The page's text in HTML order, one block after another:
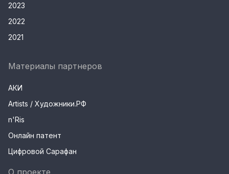
2023
2022
2021
Материалы партнеров
АКИ
Artists / Художники.РФ
n'Ris
Онлайн патент
Цифровой Сарафан
О проекте